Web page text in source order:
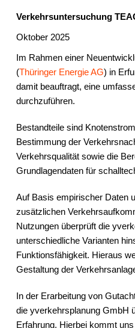
Verkehrsuntersuchung
Oktober 2025
Im Rahmen einer
(Thüringer Energie AG) in
damit beauftragt, eine
durchzuführen.
Bestandteile sind
Bestimmung der
Verkehrsqualität sowie die
Grundlagendaten für
Auf Basis empirischer Daten
zusätzlichen
Nutzungen überprüft die
unterschiedliche Varianten
Funktionsfähigkeit. Hieraus
Gestaltung der
In der Erarbeitung von
die yverkehrsplanung GmbH
Erfahrung. Hierbei kommt